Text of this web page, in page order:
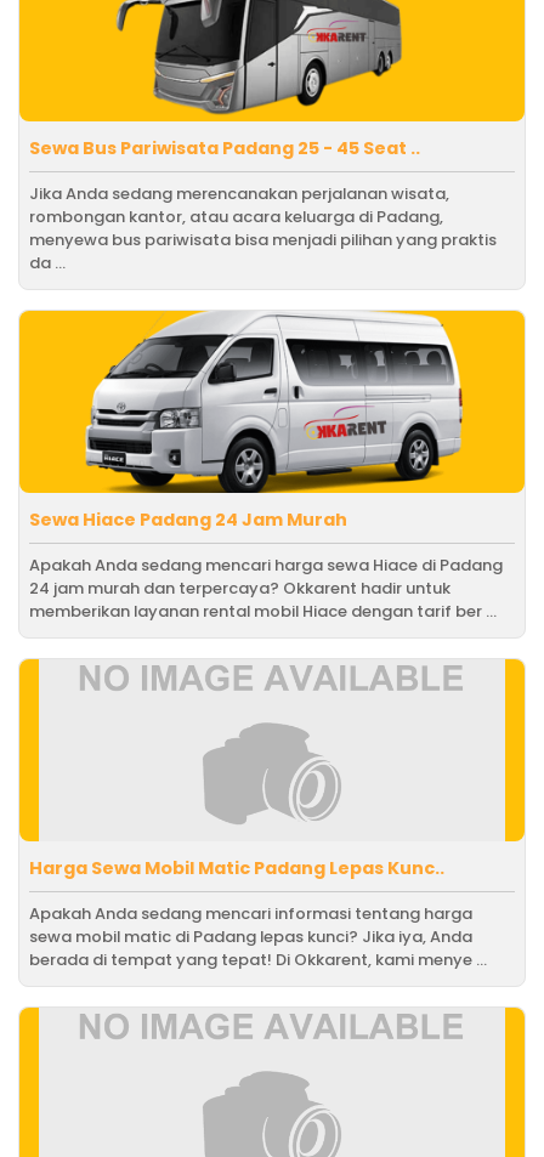
Sewa Bus Pariwisata Padang 25 - 45 Seat ..
Jika Anda sedang merencanakan perjalanan wisata,
rombongan kantor, atau acara keluarga di Padang,
menyewa bus pariwisata bisa menjadi pilihan yang praktis
da ...
Sewa Hiace Padang 24 Jam Murah
Apakah Anda sedang mencari harga sewa Hiace di Padang
24 jam murah dan terpercaya? Okkarent hadir untuk
memberikan layanan rental mobil Hiace dengan tarif ber ...
Harga Sewa Mobil Matic Padang Lepas Kunc..
Apakah Anda sedang mencari informasi tentang harga
sewa mobil matic di Padang lepas kunci? Jika iya, Anda
berada di tempat yang tepat! Di Okkarent, kami menye ...